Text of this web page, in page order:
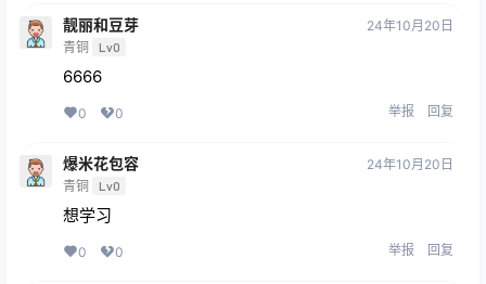
靓丽和豆芽
青铜 Lv0
24年10月20日
6666
0 0 举报 回复
爆米花包容
青铜 Lv0
24年10月20日
想学习
0 0 举报 回复